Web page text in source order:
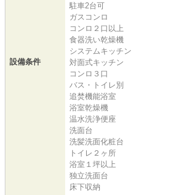
設備条件
駐車2台可
ガスコンロ
コンロ２口以上
食器洗い乾燥機
システムキッチン
対面式キッチン
コンロ３口
バス・トイレ別
追焚機能浴室
浴室乾燥機
温水洗浄便座
洗面台
洗髪洗面化粧台
トイレ２ヶ所
浴室１坪以上
独立洗面台
床下収納